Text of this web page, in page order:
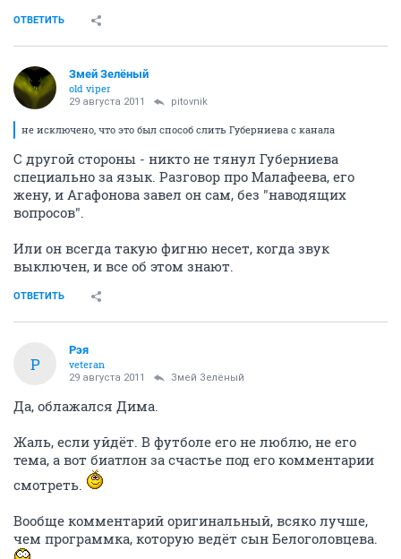
ОТВЕТИТЬ
Змей Зелёный
old viper
29 августа 2011 pitovnik
не исключено, что это был способ слить Губерниева с канала
С другой стороны - никто не тянул Губерниева
специально за язык. Разговор про Малафеева, его
жену, и Агафонова завел он сам, без "наводящих
вопросов".
Или он всегда такую фигню несет, когда звук
выключен, и все об этом знают.
ОТВЕТИТЬ
Р
Рэя
veteran
29 августа 2011 Змей Зелёный
Да, облажался Дима.
Жаль, если уйдёт. В футболе его не люблю, не его
тема, а вот биатлон за счастье под его комментарии
смотреть.
Вообще комментарий оригинальный, всяко лучше,
чем программка, которую ведёт сын Белоголовцева.